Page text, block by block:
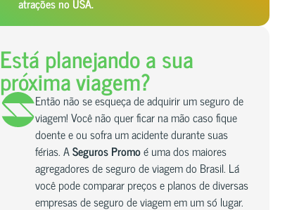
Está planejando a sua
próxima viagem?
Então não se esqueça de adquirir um seguro de
viagem! Você não quer ficar na mão caso fique
doente e ou sofra um acidente durante suas
férias. ASeguros Promoé uma dos maiores
agregadores de seguro de viagem do Brasil. Lá
você pode comparar preços e planos de diversas
empresas de seguro de viagem em um só lugar.